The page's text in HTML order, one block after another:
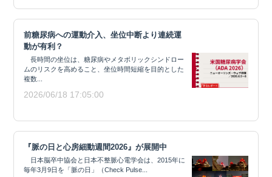
前糖尿病への運動介入、坐位中断より連続運
動が有利？
長時間の坐位は、糖尿病やメタボリックシンドロー
ムのリスクを高めること、坐位時間短縮を目的とした
複数...
2026/06/18 17:05:00
『脈の日と心房細動週間2026』が展開中
日本脳卒中協会と日本不整脈心電学会は、2015年に
毎年3月9日を「脈の日」（Check Pulse...